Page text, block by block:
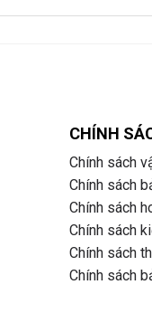
CHÍNH
Chính sách
Chính sách
Chính sách
Chính sách
Chính sách
Chính sách